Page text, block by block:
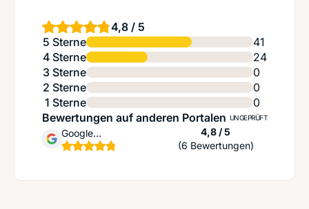
4,8 / 5
5 Sterne
41
4 Sterne
24
3 Sterne
0
2 Sterne
0
1 Sterne
0
Bewertungen auf anderen Portalen UNGEPRÜFT
Google
Unternehmensprofil
4,8 / 5
(6 Bewertungen)